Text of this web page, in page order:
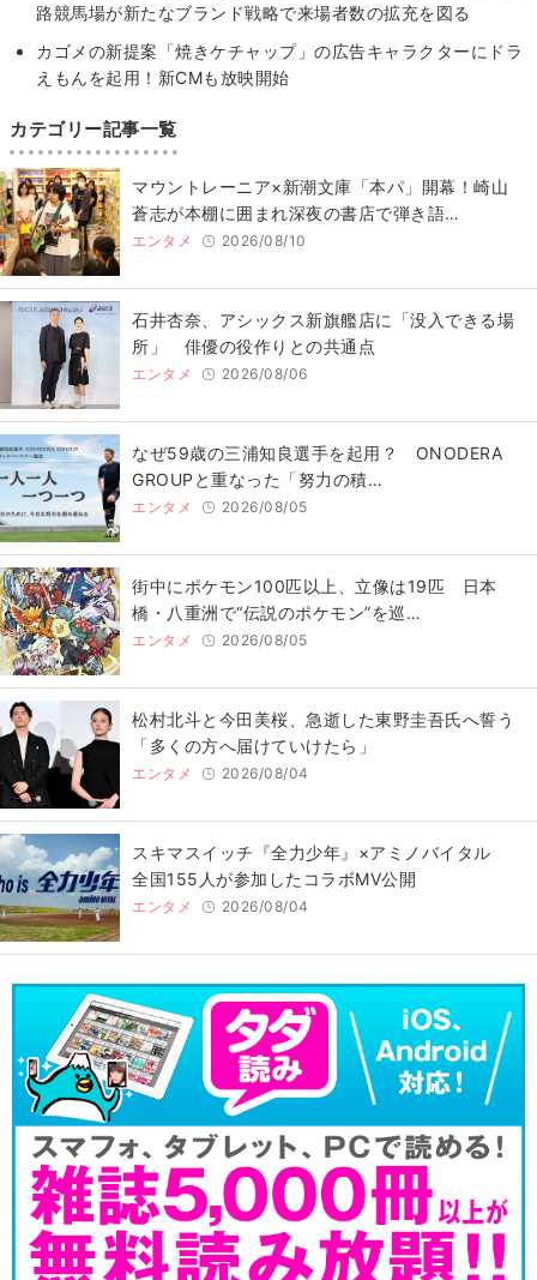
路競馬場が新たなブランド戦略で来場者数の拡充を図る
カゴメの新提案「焼きケチャップ」の広告キャラクターにドラ
えもんを起用！新CMも放映開始
カテゴリー記事一覧
マウントレーニア×新潮文庫「本パ」開幕！崎山
蒼志が本棚に囲まれ深夜の書店で弾き語…
エンタメ 2026/08/10
石井杏奈、アシックス新旗艦店に「没入できる場
所」 俳優の役作りとの共通点
エンタメ 2026/08/06
なぜ59歳の三浦知良選手を起用？ ONODERA
GROUPと重なった「努力の積…
エンタメ 2026/08/05
街中にポケモン100匹以上、立像は19匹 日本
橋・八重洲で“伝説のポケモン”を巡…
エンタメ 2026/08/05
松村北斗と今田美桜、急逝した東野圭吾氏へ誓う
「多くの方へ届けていけたら」
エンタメ 2026/08/04
スキマスイッチ『全力少年』×アミノバイタル
全国155人が参加したコラボMV公開
エンタメ 2026/08/04